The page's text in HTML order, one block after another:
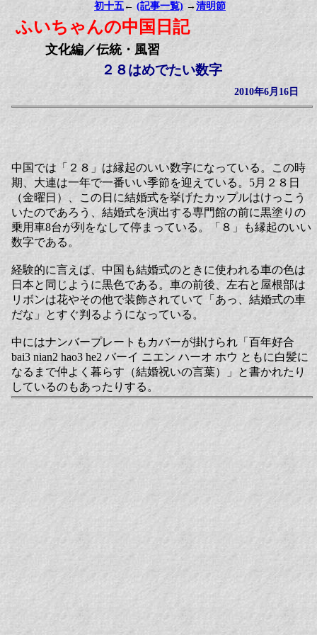
初十五 ← (記事一覧) →清明節
ふいちゃんの中国日記
文化編／伝統・風習
２８はめでたい数字
2010年6月16日
中国では「２８」は縁起のいい数字になっている。この時
期、大連は一年で一番いい季節を迎えている。5月２８日
（金曜日）、この日に結婚式を挙げたカップルはけっこう
いたのであろう、結婚式を演出する専門館の前に黒塗りの
乗用車8台が列をなして停まっている。「８」も縁起のいい
数字である。
経験的に言えば、中国も結婚式のときに使われる車の色は
日本と同じように黒色である。車の前後、左右と屋根部は
リボンは花やその他で装飾されていて「あっ、結婚式の車
だな」とすぐ判るようになっている。
中にはナンバープレートもカバーが掛けられ「百年好合
bai3 nian2 hao3 he2 バーイ ニエン ハーオ ホウ ともに白髪に
なるまで仲よく暮らす（結婚祝いの言葉）」と書かれたり
しているのもあったりする。